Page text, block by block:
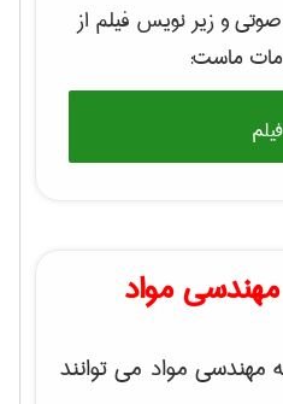
و زیر نویس فیلم از
ماست:
مواد
مهندسی مواد می توانند